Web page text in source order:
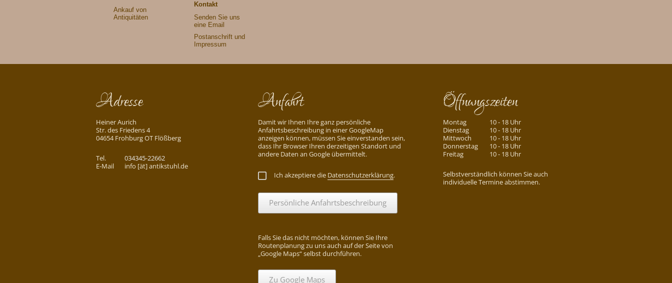
Ankauf von
Antiquitäten
Kontakt
Senden Sie uns
eine Email
Postanschrift und
Impressum
Adresse
Heiner Aurich
Str. des Friedens 4
04654 Frohburg OT Flößberg
Tel.
034345-22662
E-Mail
info [ät] antikstuhl.de
Öffnungszeiten
Montag
10 - 18 Uhr
Dienstag
10 - 18 Uhr
Mittwoch
10 - 18 Uhr
Donnerstag
10 - 18 Uhr
Freitag
10 - 18 Uhr
Selbstverständlich können Sie auch
individuelle Termine abstimmen.
Anfahrt
Damit wir Ihnen Ihre ganz persönliche
Anfahrtsbeschreibung in einer GoogleMap
anzeigen können, müssen Sie einverstanden sein,
dass Ihr Browser Ihren derzeitigen Standort und
andere Daten an Google übermittelt.
Ich akzeptiere die Datenschutzerklärung.
Persönliche Anfahrtsbeschreibung
Falls Sie das nicht möchten, können Sie Ihre
Routenplanung zu uns auch auf der Seite von
„Google Maps“ selbst durchführen.
Zu Google Maps